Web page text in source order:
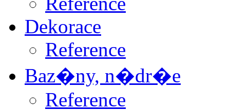
Dekorace
Reference
Baz�ny, n�dr�e
Reference